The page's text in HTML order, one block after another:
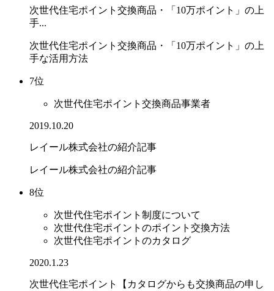
次世代住宅ポイント交換商品・「10万ポイント」の上
手...
次世代住宅ポイント交換商品・「10万ポイント」の上
手な活用方法
7位
次世代住宅ポイント交換商品事業者
2019.10.20
レイール株式会社の紹介記事
レイール株式会社の紹介記事
8位
次世代住宅ポイント制度について
次世代住宅ポイントのポイント交換方法
次世代住宅ポイントのカタログ
2020.1.23
次世代住宅ポイント【カタログからも交換商品の申し